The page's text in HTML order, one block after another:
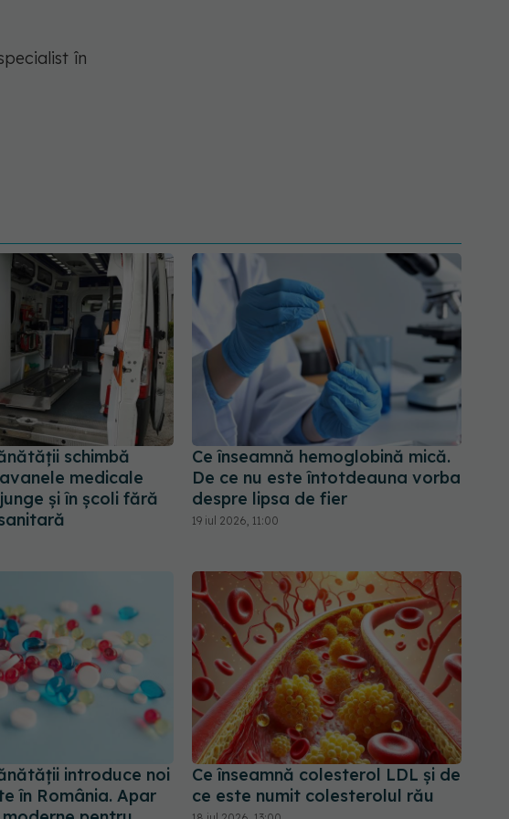
în
schimbă
medicale
și în școli fără
Ce înseamnă hemoglobină mică.
De ce nu este întotdeauna vorba
despre lipsa de fier
19 iul 2026, 11:00
introduce noi
în România. Apar
Ce înseamnă colesterol LDL și de
ce este numit colesterolul rău